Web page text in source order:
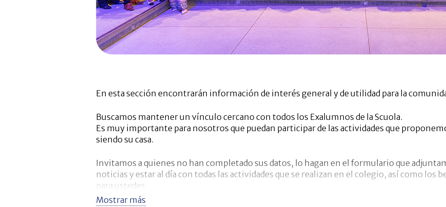
En esta sección encontrarán información de interés general y de utilidad para la
Buscamos mantener un vínculo cercano con todos los Exalumnos de la Scuola.
Es muy importante para nosotros que puedan participar de las actividades que
siendo su casa.
Invitamos a quienes no han completado sus datos, lo hagan en el formulario que
noticias y estar al día con todas las actividades que se realizan en el colegio, así como los
para ustedes.
Mostrar más